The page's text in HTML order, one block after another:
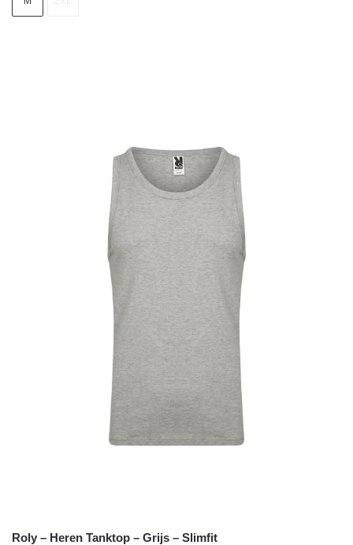
Roly – Heren Tanktop – Grijs – Slimfit